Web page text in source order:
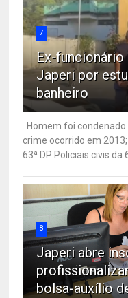
7
Ex-
Japeri por
banheiro
Homem foi
crime ocorrido em
63ª DP Policiais civis da
8
Japeri abre
bolsa-auxílio